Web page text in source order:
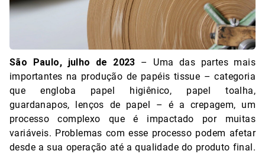
São Paulo, julho de 2023 – Uma das partes mais
importantes na produção de papéis tissue – categoria
que engloba papel higiênico, papel toalha,
guardanapos, lenços de papel – é a crepagem, um
processo complexo que é impactado por muitas
variáveis. Problemas com esse processo podem afetar
desde a sua operação até a qualidade do produto final.